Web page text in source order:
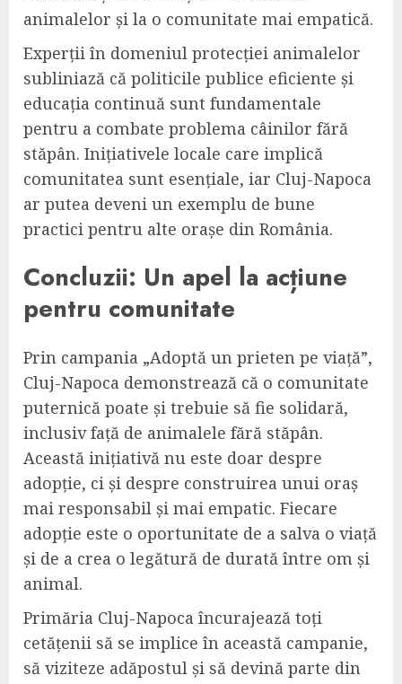
animalelor și la o comunitate mai empatică.
Experții în domeniul protecției animalelor
subliniază că politicile publice eficiente și
educația continuă sunt fundamentale
pentru a combate problema câinilor fără
stăpân. Inițiativele locale care implică
comunitatea sunt esențiale, iar Cluj-Napoca
ar putea deveni un exemplu de bune
practici pentru alte orașe din România.
Concluzii: Un apel la acțiune
pentru comunitate
Prin campania „Adoptă un prieten pe viață”,
Cluj-Napoca demonstrează că o comunitate
puternică poate și trebuie să fie solidară,
inclusiv față de animalele fără stăpân.
Această inițiativă nu este doar despre
adopție, ci și despre construirea unui oraș
mai responsabil și mai empatic. Fiecare
adopție este o oportunitate de a salva o viață
și de a crea o legătură de durată între om și
animal.
Primăria Cluj-Napoca încurajează toți
cetățenii să se implice în această campanie,
să viziteze adăpostul și să devină parte din